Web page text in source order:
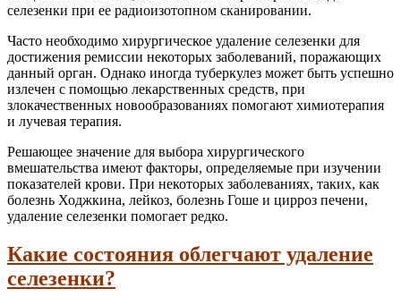
селезенки при ее радиоизотопном сканировании.
Часто необходимо хирургическое удаление селезенки для
достижения ремиссии некоторых заболеваний, поражающих
данный орган. Однако иногда туберкулез может быть успешно
излечен с помощью лекарственных средств, при
злокачественных новообразованиях помогают химиотерапия
и лучевая терапия.
Решающее значение для выбора хирургического
вмешательства имеют факторы, определяемые при изучении
показателей крови. При некоторых заболеваниях, таких, как
болезнь Ходжкина, лейкоз, болезнь Гоше и цирроз печени,
удаление селезенки помогает редко.
Какие состояния облегчают удаление
селезенки?